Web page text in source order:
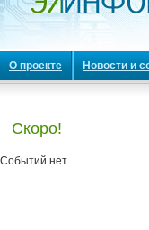
О проекте Новости и
Скоро!
Событий нет.